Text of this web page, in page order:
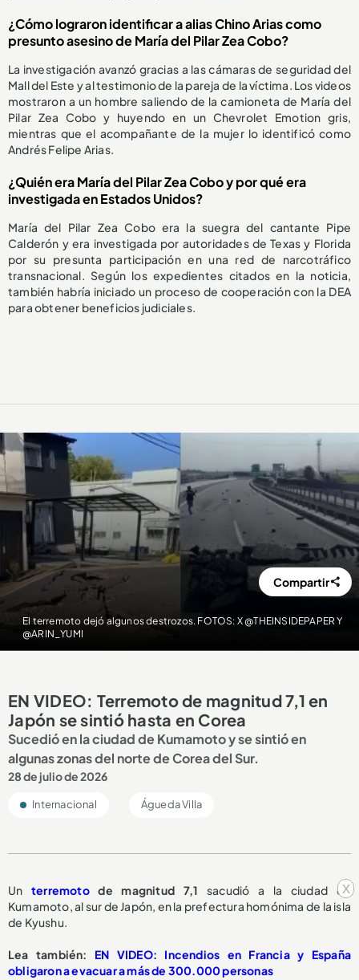
x
¿Cómo lograron identificar a alias Chino Arias como
presunto asesino de María del Pilar Zea Cobo?
La investigación avanzó gracias a las cámaras de seguridad del
Mall del Este y al testimonio de la pareja de la víctima. Los videos
mostraron a un hombre saliendo de la camioneta de María del
Pilar Zea Cobo y huyendo en un Chevrolet Emotion gris,
mientras que el acompañante de la mujer lo identificó como
Andrés Felipe Arias.
¿Quién era María del Pilar Zea Cobo y por qué era
investigada en Estados Unidos?
María del Pilar Zea Cobo era la suegra del cantante Pipe
Calderón y era investigada por autoridades de Texas y Florida
por su presunta participación en una red de narcotráfico
transnacional. Según los expedientes citados en la noticia,
también habría iniciado un proceso de cooperación con la DEA
para obtener beneficios judiciales.
El terremoto dejó algunos destrozos. FOTOS: X @THEINSIDEPAPER Y
@ARIN_YUMI
Compartir
EN VIDEO: Terremoto de magnitud 7,1 en
Japón se sintió hasta en Corea
Sucedió en la ciudad de Kumamoto y se sintió en
algunas zonas del norte de Corea del Sur.
28 de julio de 2026
Internacional Águeda Villa
Unterremotode magnitud 7,1 sacudió a la ciudad de
Kumamoto, al sur de Japón, en la prefectura homónima de la isla
de Kyushu.
Lea también: EN VIDEO: Incendios en Francia y España
obligaron a evacuar a más de 300.000 personas